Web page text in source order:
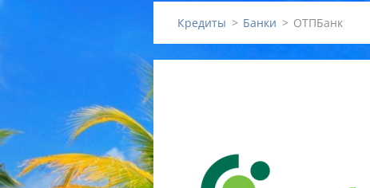
Кредиты > Банки > ОТПБанк